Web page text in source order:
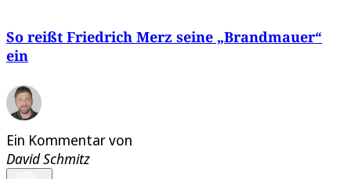
So reißt Friedrich Merz seine „Brandmauer“
ein
Ein Kommentar von
David Schmitz